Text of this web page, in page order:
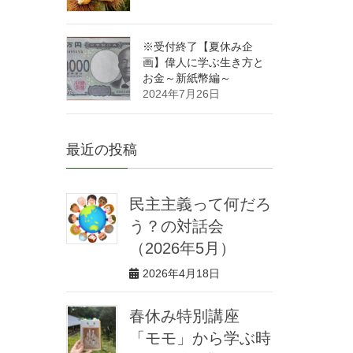
※受付終了【夏休み企
画】偉人に学ぶ生き方と
お金～新紙幣編～
2024年7月26日
最近の投稿
民主主義って何だろ
う？の対話会
（2026年5月）
2026年4月18日
春休み特別講座
「モモ」から学ぶ時